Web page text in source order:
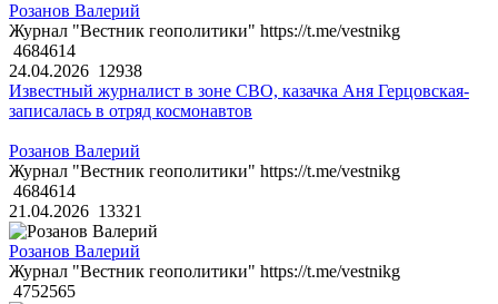
Розанов Валерий
Журнал "Вестник геополитики" https://t.me/vestnikg
4684614
24.04.2026 12938
Известный журналист в зоне СВО, казачка Аня Герцовская-
записалась в отряд космонавтов
Розанов Валерий
Журнал "Вестник геополитики" https://t.me/vestnikg
4684614
21.04.2026 13321
Розанов Валерий
Журнал "Вестник геополитики" https://t.me/vestnikg
4752565